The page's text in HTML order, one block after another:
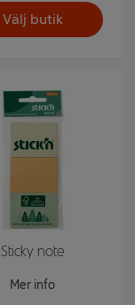
Välj butik
Sticky note
Mer info